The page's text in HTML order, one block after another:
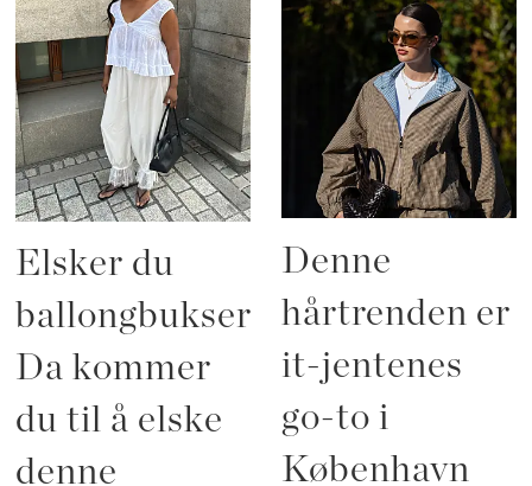
Elsker du
ballongbukser?
Da kommer
du til å elske
denne
Denne
hårtrenden er
it-jentenes
go-to i
København